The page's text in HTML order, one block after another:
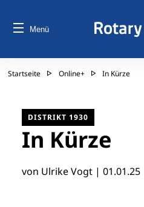
Menü
Startseite Online+ In Kürze
DISTRIKT 1930
In Kürze
von Ulrike Vogt | 01.01.25